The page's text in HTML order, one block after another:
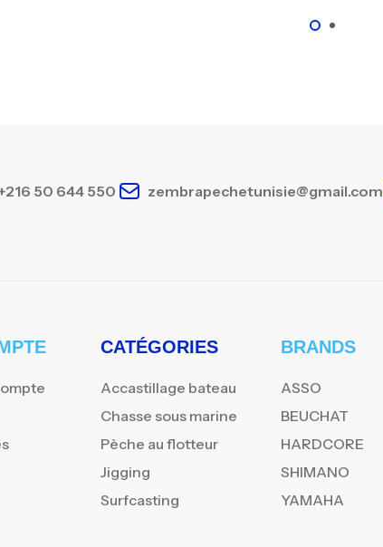
50 644 550 zembrapechetunisie@gmail.com
CATÉGORIES
Accastillage bateau
Chasse sous marine
Pèche au flotteur
Jigging
Surfcasting
BRANDS
ASSO
BEUCHAT
HARDCORE
SHIMANO
YAMAHA